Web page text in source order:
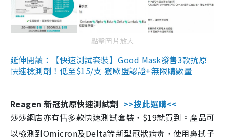
點擊圖片放大
延伸閱讀：【快速測試套裝】Good Mask發售3款抗原
快速檢測劑！低至$15/支 獲歐盟認證+無限購數量
Reagen 新冠抗原快速測試劑 >>按此選購<<
莎莎網店亦有售多款快速測試套裝，$19就買到。產品可
以檢測到Omicron及Delta等新型冠狀病毒，使用鼻拭子